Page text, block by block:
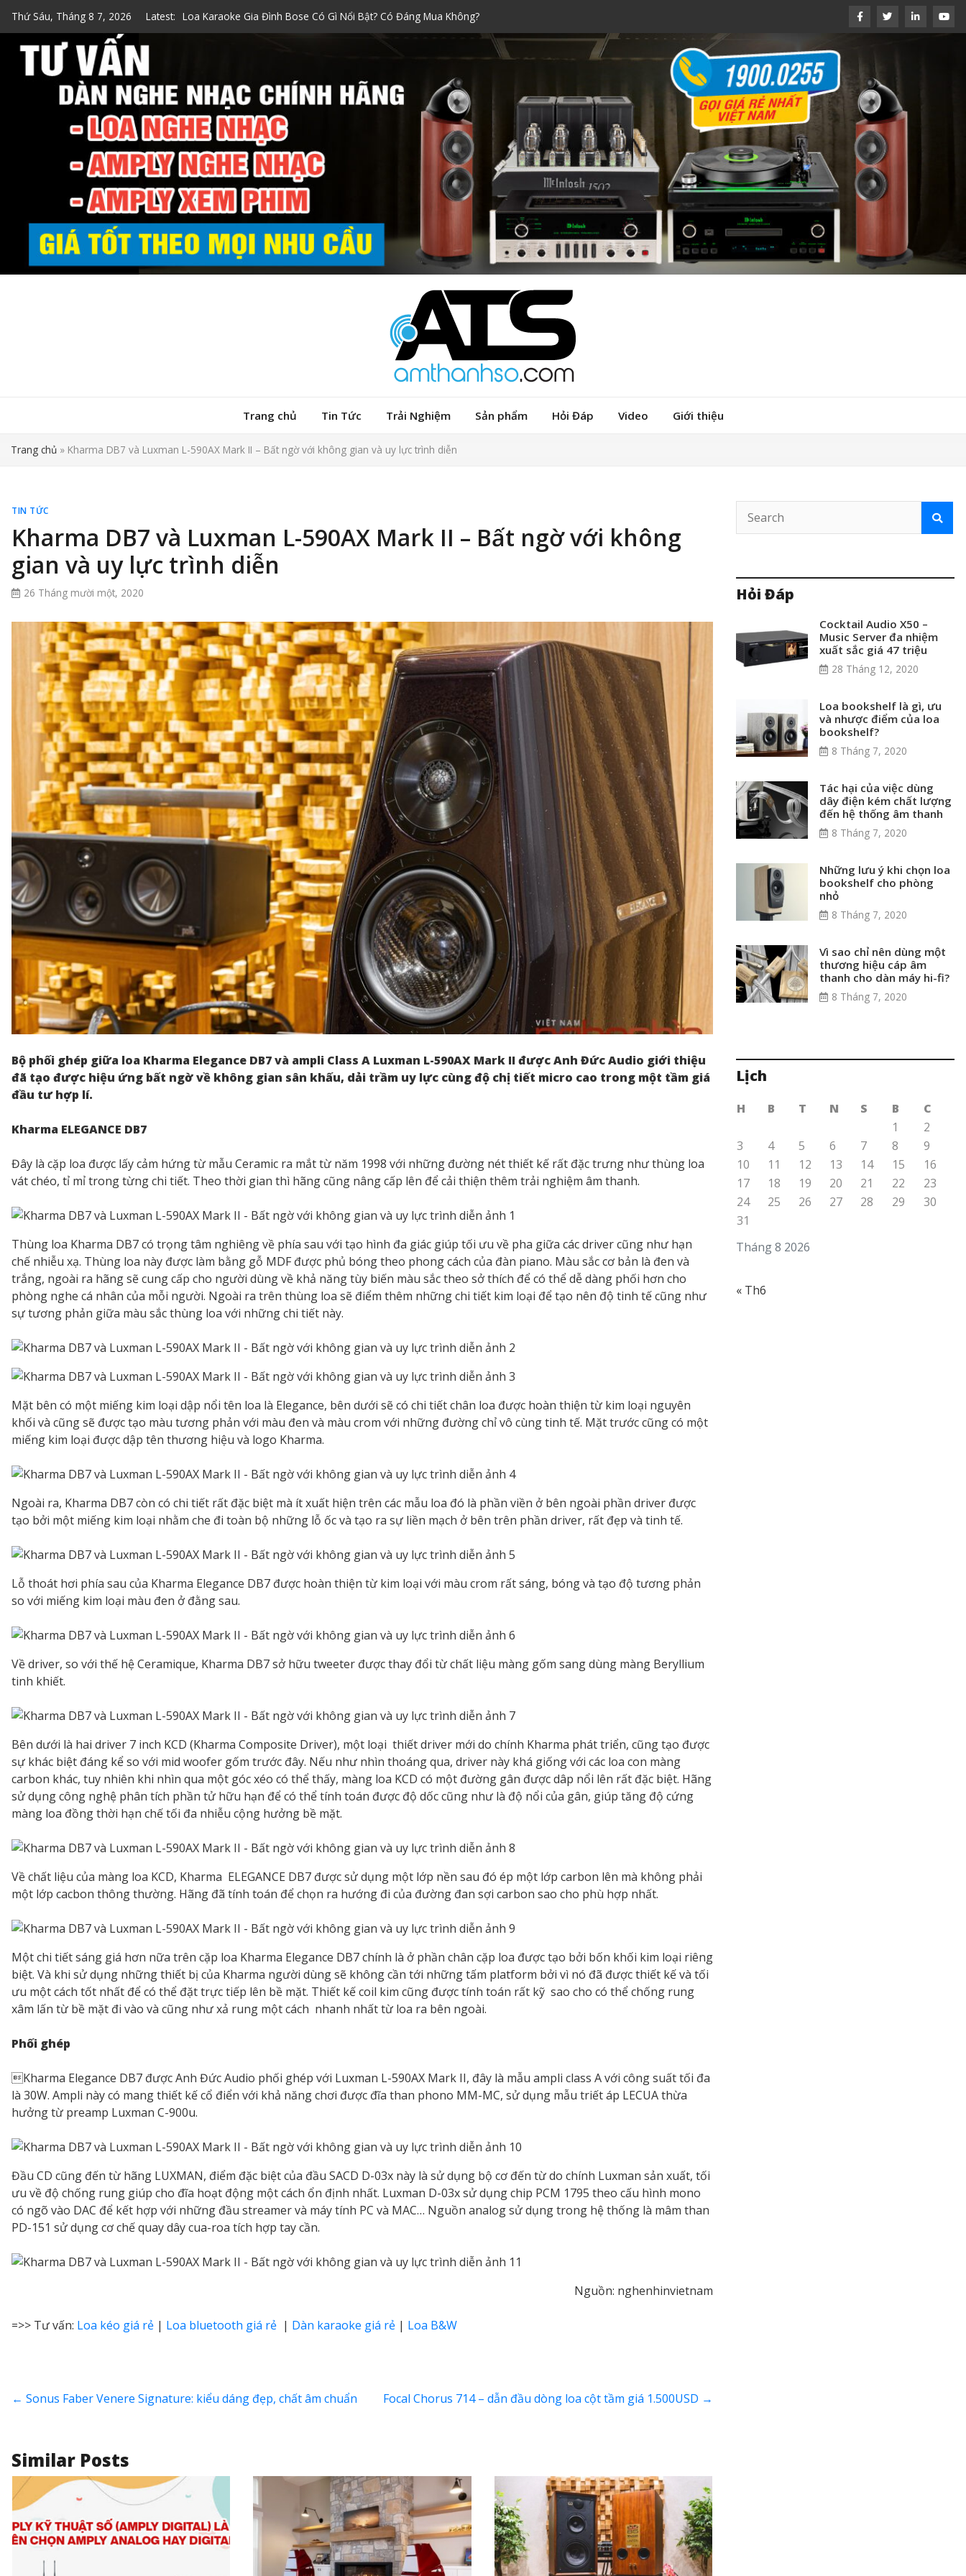
content
Thứ Sáu, Tháng 8 7, 2026 Latest: Top 7 Loa Karaoke Gia Đình Xách Tay Được Ưa Chuộng Nhất!
Top 5 Loa Bose Bluetooth Karaoke đáng mua nhất dịp Tết
Loa Hát Karaoke Gia Đình Mini Nào Tốt? Kinh Nghiệm Chọn
Loa Karaoke Gia Đình Bose Có Gì Nổi Bật? Có Đáng Mua Không?
Trang chủ Tin Tức Trải Nghiệm Sản phẩm Hỏi Đáp Video Giới thiệu
Trang chủ » Kharma DB7 và Luxman L-590AX Mark II – Bất ngờ với không gian và uy lực trình diễn
TIN TỨC
Kharma DB7 và Luxman L-590AX Mark II – Bất ngờ với không
gian và uy lực trình diễn
26 Tháng mười một, 2020
Bộ phối ghép giữa loa Kharma Elegance DB7 và ampli Class A Luxman L-590AX Mark II được Anh Đức Audio giới thiệu
đã tạo được hiệu ứng bất ngờ về không gian sân khấu, dải trầm uy lực cùng độ chị tiết micro cao trong một tầm giá
đầu tư hợp lí.
Kharma ELEGANCE DB7
Đây là cặp loa được lấy cảm hứng từ mẫu Ceramic ra mắt từ năm 1998 với những đường nét thiết kế rất đặc trưng như thùng loa
vát chéo, tỉ mỉ trong từng chi tiết. Theo thời gian thì hãng cũng nâng cấp lên để cải thiện thêm trải nghiệm âm thanh.
Thùng loa Kharma DB7 có trọng tâm nghiêng về phía sau với tạo hình đa giác giúp tối ưu về pha giữa các driver cũng như hạn
chế nhiễu xạ. Thùng loa này được làm bằng gỗ MDF được phủ bóng theo phong cách của đàn piano. Màu sắc cơ bản là đen và
trắng, ngoài ra hãng sẽ cung cấp cho người dùng về khả năng tùy biến màu sắc theo sở thích để có thể dễ dàng phối hơn cho
phòng nghe cá nhân của mỗi người. Ngoài ra trên thùng loa sẽ điểm thêm những chi tiết kim loại để tạo nên độ tinh tế cũng như
sự tương phản giữa màu sắc thùng loa với những chi tiết này.
Mặt bên có một miếng kim loại dập nổi tên loa là Elegance, bên dưới sẽ có chi tiết chân loa được hoàn thiện từ kim loại nguyên
khối và cũng sẽ được tạo màu tương phản với màu đen và màu crom với những đường chỉ vô cùng tinh tế. Mặt trước cũng có một
miếng kim loại được dập tên thương hiệu và logo Kharma.
Ngoài ra, Kharma DB7 còn có chi tiết rất đặc biệt mà ít xuất hiện trên các mẫu loa đó là phần viền ở bên ngoài phần driver được
tạo bởi một miếng kim loại nhằm che đi toàn bộ những lỗ ốc và tạo ra sự liền mạch ở bên trên phần driver, rất đẹp và tinh tế.
Lỗ thoát hơi phía sau của Kharma Elegance DB7 được hoàn thiện từ kim loại với màu crom rất sáng, bóng và tạo độ tương phản
so với miếng kim loại màu đen ở đằng sau.
Về driver, so với thế hệ Ceramique, Kharma DB7 sở hữu tweeter được thay đổi từ chất liệu màng gốm sang dùng màng Beryllium
tinh khiết.
Bên dưới là hai driver 7 inch KCD (Kharma Composite Driver), một loại thiết driver mới do chính Kharma phát triển, cũng tạo được
sự khác biệt đáng kể so với mid woofer gốm trước đây. Nếu như nhìn thoáng qua, driver này khá giống với các loa con màng
carbon khác, tuy nhiên khi nhìn qua một góc xéo có thể thấy, màng loa KCD có một đường gân được dâp nổi lên rất đặc biệt. Hãng
sử dụng công nghệ phân tích phần tử hữu hạn để có thể tính toán được độ dốc cũng như là độ nổi của gân, giúp tăng độ cứng
màng loa đồng thời hạn chế tối đa nhiễu cộng hưởng bề mặt.
Về chất liệu của màng loa KCD, Kharma ELEGANCE DB7 được sử dụng một lớp nền sau đó ép một lớp carbon lên mà không phải
một lớp cacbon thông thường. Hãng đã tính toán để chọn ra hướng đi của đường đan sợi carbon sao cho phù hợp nhất.
Một chi tiết sáng giá hơn nữa trên cặp loa Kharma Elegance DB7 chính là ở phần chân cặp loa được tạo bởi bốn khối kim loại riêng
biệt. Và khi sử dụng những thiết bị của Kharma người dùng sẽ không cần tới những tấm platform bởi vì nó đã được thiết kế và tối
ưu một cách tốt nhất để có thể đặt trực tiếp lên bề mặt. Thiết kế coil kim cũng được tính toán rất kỹ sao cho có thể chống rung
xâm lấn từ bề mặt đi vào và cũng như xả rung một cách nhanh nhất từ loa ra bên ngoài.
Phối ghép
Kharma Elegance DB7 được Anh Đức Audio phối ghép với Luxman L-590AX Mark II, đây là mẫu ampli class A với công suất tối đa
là 30W. Ampli này có mang thiết kế cổ điển với khả năng chơi được đĩa than phono MM-MC, sử dụng mẫu triết áp LECUA thừa
hưởng từ preamp Luxman C-900u.
Đầu CD cũng đến từ hãng LUXMAN, điểm đặc biệt của đầu SACD D-03x này là sử dụng bộ cơ đến từ do chính Luxman sản xuất, tối
ưu về độ chống rung giúp cho đĩa hoạt động một cách ổn định nhất. Luxman D-03x sử dụng chip PCM 1795 theo cấu hình mono
có ngõ vào DAC để kết hợp với những đầu streamer và máy tính PC và MAC… Nguồn analog sử dụng trong hệ thống là mâm than
PD-151 sử dụng cơ chế quay dây cua-roa tích hợp tay cần.
Nguồn: nghenhinvietnam
=>> Tư vấn: Loa kéo giá rẻ | Loa bluetooth giá rẻ | Dàn karaoke giá rẻ | Loa B&W
← Sonus Faber Venere Signature: kiểu dáng đẹp, chất âm chuẩn Focal Chorus 714 – dẫn đầu dòng loa cột tầm giá 1.500USD →
Similar Posts
Hỏi Đáp
Cocktail Audio X50 –
Music Server đa nhiệm
xuất sắc giá 47 triệu
28 Tháng 12, 2020
Loa bookshelf là gì, ưu
và nhược điểm của loa
bookshelf?
8 Tháng 7, 2020
Tác hại của việc dùng
dây điện kém chất lượng
đến hệ thống âm thanh
8 Tháng 7, 2020
Những lưu ý khi chọn loa
bookshelf cho phòng
nhỏ
8 Tháng 7, 2020
Vì sao chỉ nên dùng một
thương hiệu cáp âm
thanh cho dàn máy hi-fi?
8 Tháng 7, 2020
Lịch
Tháng 8 2026
H B T N S B
C
1
2
3
4 5 6 7 8
9
10
11 12 13 14 15
16
17
18 19 20 21 22
23
24
25 26 27 28 29
30
31
« Th6